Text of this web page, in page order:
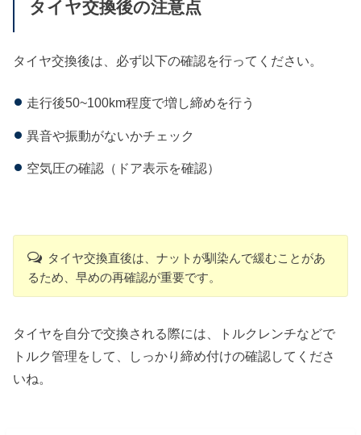
タイヤ交換後の注意点
タイヤ交換後は、必ず以下の確認を行ってください。
走行後50~100km程度で増し締めを行う
異音や振動がないかチェック
空気圧の確認（ドア表示を確認）
タイヤ交換直後は、ナットが馴染んで緩むことがあ
るため、早めの再確認が重要です。
タイヤを自分で交換される際には、トルクレンチなどで
トルク管理をして、しっかり締め付けの確認してくださ
いね。